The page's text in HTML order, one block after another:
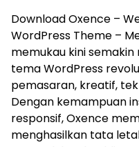
Download Oxence –
WordPress Theme –
memukau kini
tema WordPress
pemasaran, kreatif,
Dengan kemampuan
responsif, Oxence
menghasilkan tata